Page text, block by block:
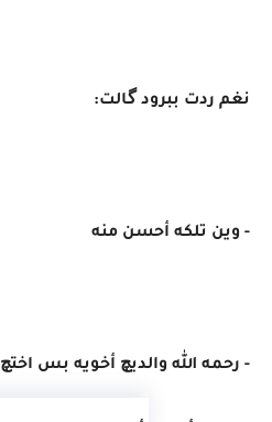
نغم ردت ببرود گالت:
- وين تلكه أحسن منه
- رحمه الله والديچ أخويه بس اختچ